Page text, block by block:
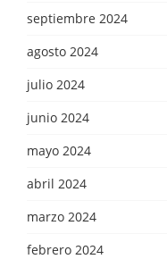
septiembre 2024
agosto 2024
julio 2024
junio 2024
mayo 2024
abril 2024
marzo 2024
febrero 2024